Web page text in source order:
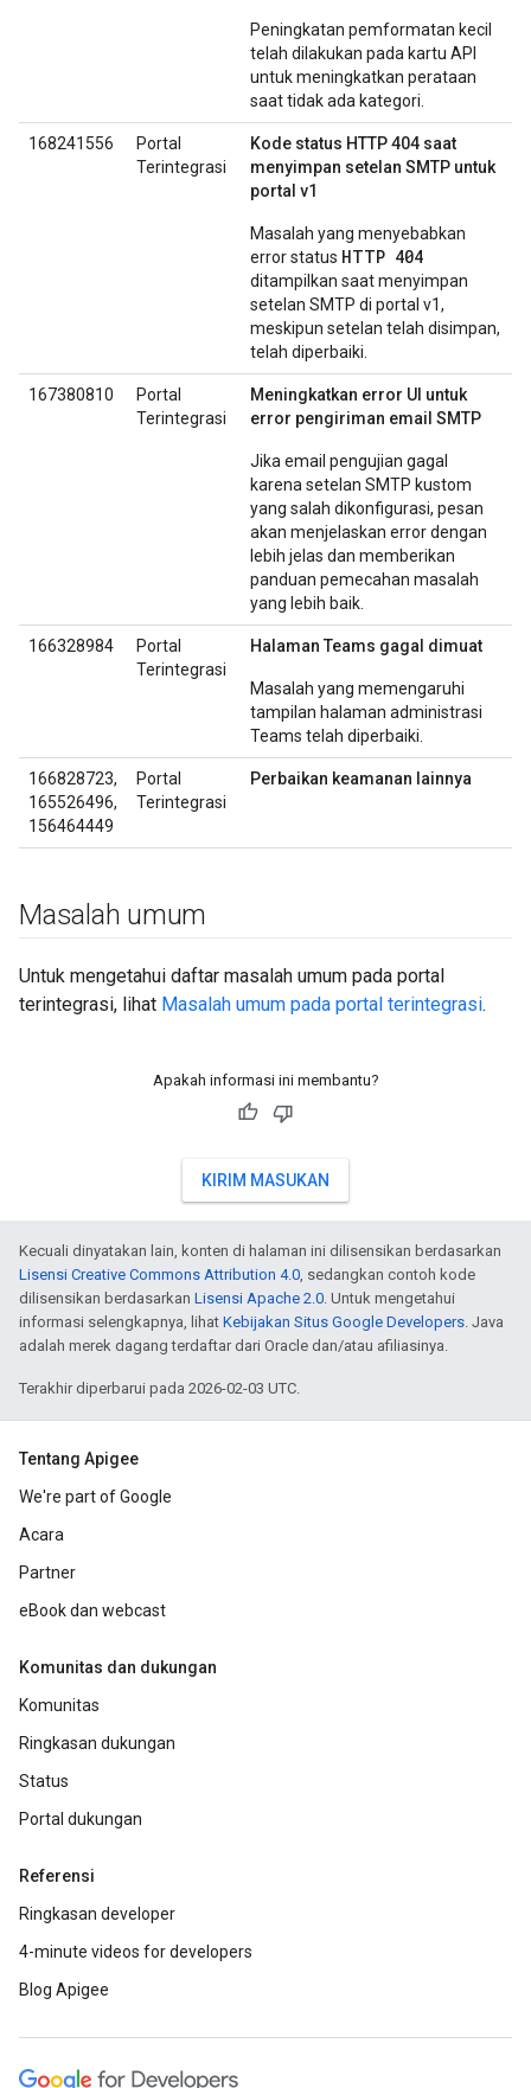
Peningkatan pemformatan kecil
telah dilakukan pada kartu API
untuk meningkatkan perataan
saat tidak ada kategori.
168241556
Portal
Terintegrasi
Kode status HTTP 404 saat
menyimpan setelan SMTP untuk
portal v1
Masalah yang menyebabkan
error status HTTP 404
ditampilkan saat menyimpan
setelan SMTP di portal v1,
meskipun setelan telah disimpan,
telah diperbaiki.
167380810
Portal
Terintegrasi
Meningkatkan error UI untuk
error pengiriman email SMTP
Jika email pengujian gagal
karena setelan SMTP kustom
yang salah dikonfigurasi, pesan
akan menjelaskan error dengan
lebih jelas dan memberikan
panduan pemecahan masalah
yang lebih baik.
166328984
Portal
Terintegrasi
Halaman Teams gagal dimuat
Masalah yang memengaruhi
tampilan halaman administrasi
Teams telah diperbaiki.
166828723,
165526496,
156464449
Portal
Terintegrasi
Perbaikan keamanan lainnya
Masalah umum
Untuk mengetahui daftar masalah umum pada portal
terintegrasi, lihat Masalah umum pada portal terintegrasi.
Apakah informasi ini membantu?
KIRIM MASUKAN
Kecuali dinyatakan lain, konten di halaman ini dilisensikan berdasarkan
Lisensi Creative Commons Attribution 4.0, sedangkan contoh kode
dilisensikan berdasarkan Lisensi Apache 2.0. Untuk mengetahui
informasi selengkapnya, lihat Kebijakan Situs Google Developers. Java
adalah merek dagang terdaftar dari Oracle dan/atau afiliasinya.
Terakhir diperbarui pada 2026-02-03 UTC.
Tentang Apigee
We're part of Google
Acara
Partner
eBook dan webcast
Komunitas dan dukungan
Komunitas
Ringkasan dukungan
Status
Portal dukungan
Referensi
Ringkasan developer
4-minute videos for developers
Blog Apigee